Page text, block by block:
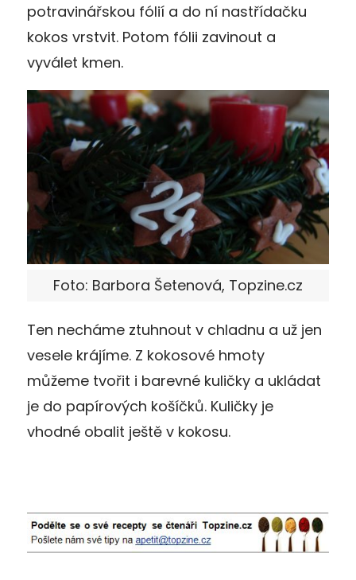
potravinářskou fólií a do ní nastřídačku
kokos vrstvit. Potom fólii zavinout a
vyválet kmen.
Foto: Barbora Šetenová, Topzine.cz
Ten necháme ztuhnout v chladnu a už jen
vesele krájíme. Z kokosové hmoty
můžeme tvořit i barevné kuličky a ukládat
je do papírových košíčků. Kuličky je
vhodné obalit ještě v kokosu.